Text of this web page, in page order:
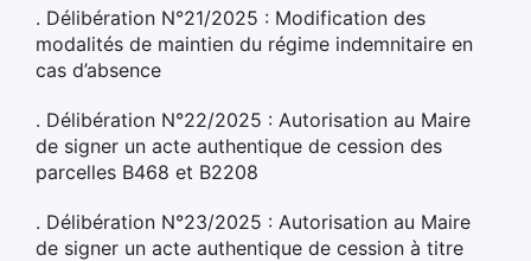
. Délibération N°21/2025 : Modification des
modalités de maintien du régime indemnitaire en
cas d’absence
. Délibération N°22/2025 : Autorisation au Maire
de signer un acte authentique de cession des
parcelles B468 et B2208
. Délibération N°23/2025 : Autorisation au Maire
de signer un acte authentique de cession à titre